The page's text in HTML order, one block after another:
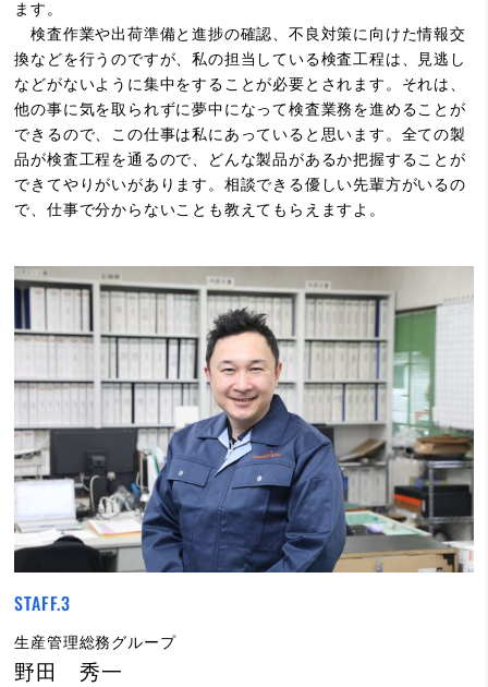
ます。
検査作業や出荷準備と進捗の確認、不良対策に向けた情報交
換などを行うのですが、私の担当している検査工程は、見逃し
などがないように集中をすることが必要とされます。それは、
他の事に気を取られずに夢中になって検査業務を進めることが
できるので、この仕事は私にあっていると思います。全ての製
品が検査工程を通るので、どんな製品があるか把握することが
できてやりがいがあります。相談できる優しい先輩方がいるの
で、仕事で分からないことも教えてもらえますよ。
STAFF.3
生産管理総務グループ
野田 秀一